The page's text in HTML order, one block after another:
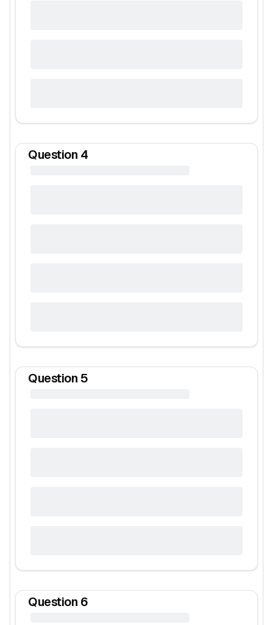
Question 4
Question 5
Question 6